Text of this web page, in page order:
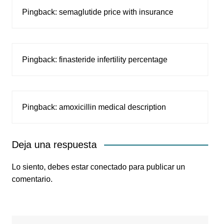
Pingback: semaglutide price with insurance
Pingback: finasteride infertility percentage
Pingback: amoxicillin medical description
Deja una respuesta
Lo siento, debes estar conectadopara publicar un
comentario.